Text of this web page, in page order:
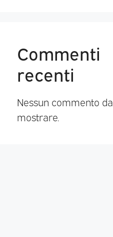
Commenti
recenti
Nessun commento da
mostrare.